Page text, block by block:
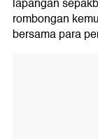
lapangan
rombongan
bersama para